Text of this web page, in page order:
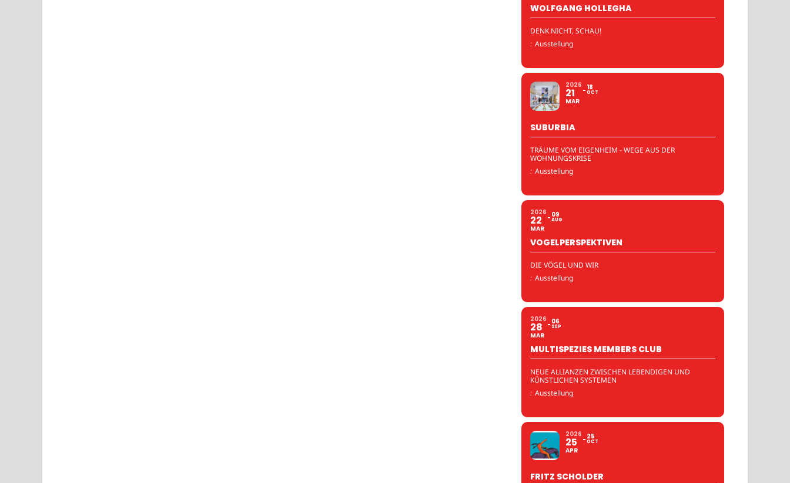
WOLFGANG HOLLEGHA
DENK NICHT, SCHAU!
: Ausstellung
2026
21
MAR
18
OCT
SUBURBIA
TRÄUME VOM EIGENHEIM - WEGE AUS DER
WOHNUNGSKRISE
: Ausstellung
2026
22
MAR
09
AUG
VOGELPERSPEKTIVEN
DIE VÖGEL UND WIR
: Ausstellung
2026
28
MAR
06
SEP
MULTISPEZIES MEMBERS CLUB
NEUE ALLIANZEN ZWISCHEN LEBENDIGEN UND
KÜNSTLICHEN SYSTEMEN
: Ausstellung
2026
25
APR
25
OCT
FRITZ SCHOLDER